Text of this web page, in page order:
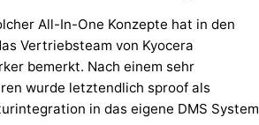
All-In-One Konzepte hat in den
Vertriebsteam von Kyocera
bemerkt. Nach einem sehr
wurde letztendlich sproof als
in das eigene DMS System